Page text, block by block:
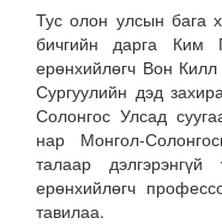
Тус олон улсын бага
бичгийн дарга Ким
ерөнхийлөгч Вон
Сургуулийн дэд
Солонгос Улсад
нар Монгол-
талаар
ерөнхийлөгч
тавилаа.